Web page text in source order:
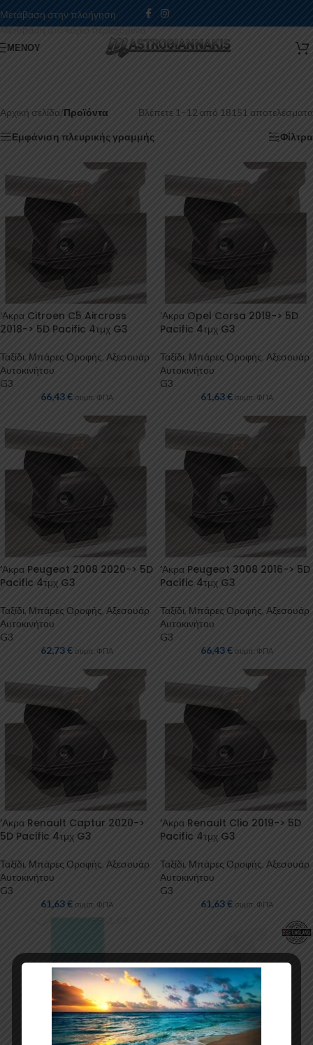
Μετάβαση στην πλοήγηση
Μετάβαση στο κύριο περιεχόμενο
ΜΕΝΟΎ
Αρχική σελίδα/Προϊόντα Βλέπετε 1–12 από 18151 αποτελέσματα
Εμφάνιση πλευρικής γραμμής Φίλτρα
‘Ακρα Citroen C5 Aircross
2018-> 5D Pacific 4τμχ G3
Ταξίδι Μπάρες Οροφής, Αξεσουάρ
Αυτοκινήτου
G3
66,43€ συμπ. ΦΠΑ
‘Ακρα Opel Corsa 2019-> 5D
Pacific 4τμχ G3
Ταξίδι Μπάρες Οροφής Αξεσουάρ
Αυτοκινήτου
G3
61,63€ συμπ. ΦΠΑ
‘Ακρα Peugeot 2008 2020-> 5D
Pacific 4τμχ G3
Ταξίδι, Μπάρες Οροφής, Αξεσουάρ
Αυτοκινήτου
G3
62,73€ συμπ. ΦΠΑ
‘Ακρα Peugeot 3008 2016-> 5D
Pacific 4τμχ G3
Ταξίδι, Μπάρες Οροφής, Αξεσουάρ
Αυτοκινήτου
G3
66,43€ συμπ. ΦΠΑ
‘Ακρα Renault Captur 2020->
5D Pacific 4τμχ G3
Ταξίδι, Μπάρες Οροφής, Αξεσουάρ
Αυτοκινήτου
G3
61,63€ συμπ. ΦΠΑ
‘Ακρα Renault Clio 2019-> 5D
Pacific 4τμχ G3
Ταξίδι, Μπάρες Οροφής, Αξεσουάρ
Αυτοκινήτου
G3
61,63€ συμπ. ΦΠΑ